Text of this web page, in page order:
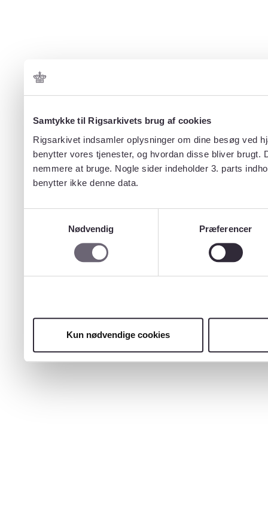
Samtykke til Rigsarkivets brug af cookies
Rigsarkivet indsamler oplysninger om dine besøg ved
benytter vores tjenester, og hvordan disse bliver
nemmere at bruge. Nogle sider indeholder 3. parts
benytter ikke denne data.
Nødvendig
Præferencer
Kun nødvendige cookies